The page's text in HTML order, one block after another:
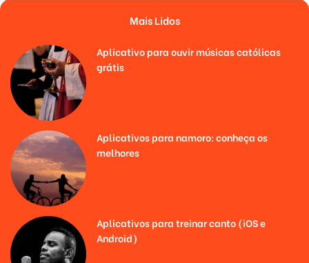
Mais Lidos
Aplicativo para ouvir músicas católicas
grátis
Aplicativos para namoro: conheça os
melhores
Aplicativos para treinar canto (iOS e
Android)